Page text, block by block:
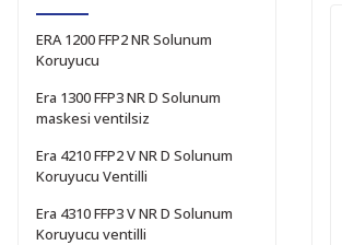
ERA 1200 FFP2 NR Solunum
Koruyucu
Era 1300 FFP3 NR D Solunum
maskesi ventilsiz
Era 4210 FFP2 V NR D Solunum
Koruyucu Ventilli
Era 4310 FFP3 V NR D Solunum
Koruyucu ventilli